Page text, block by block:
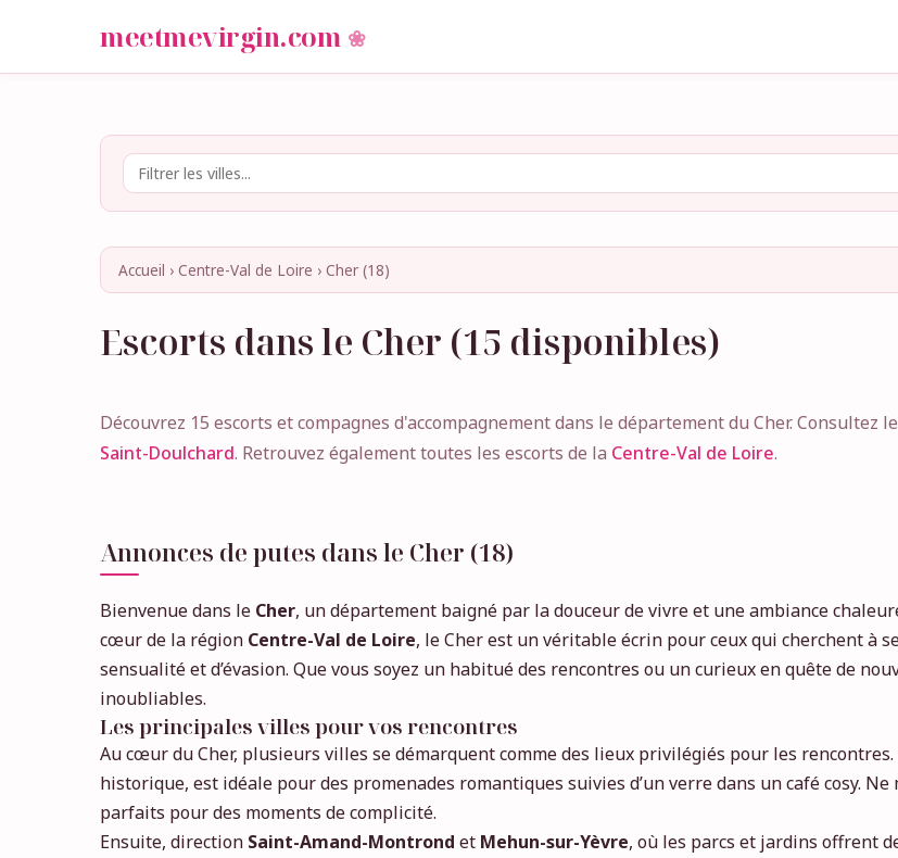
meetmevirgin.com
Accueil › Centre-Val de Loire › Cher (18)
Escorts dans le Cher (15 disponibles)
Découvrez 15 escorts et compagnes d'accompagnement dans le département du Cher. Consultez
Saint-Doulchard. Retrouvez également toutes les escorts de la Centre-Val de Loire.
Annonces de putes dans le Cher (18)
Bienvenue dans le Cher, un département baigné par la douceur de vivre et une ambiance
cœur de la région Centre-Val de Loire, le Cher est un véritable écrin pour ceux qui cherchent à
sensualité et d’évasion. Que vous soyez un habitué des rencontres ou un curieux en quête de
inoubliables.
Les principales villes pour vos rencontres
Au cœur du Cher, plusieurs villes se démarquent comme des lieux privilégiés pour les rencontres.
historique, est idéale pour des promenades romantiques suivies d’un verre dans un café cosy.
parfaits pour des moments de complicité.
Ensuite, direction Saint-Amand-Montrond et Mehun-sur-Yèvre, où les parcs et jardins offrent